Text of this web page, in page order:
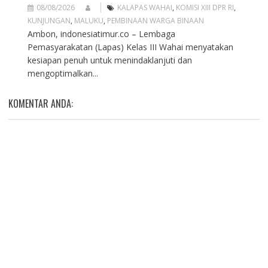
08/08/2026 KALAPAS WAHAI, KOMISI XIII DPR RI,
KUNJUNGAN, MALUKU, PEMBINAAN WARGA BINAAN
Ambon, indonesiatimur.co – Lembaga
Pemasyarakatan (Lapas) Kelas III Wahai menyatakan
kesiapan penuh untuk menindaklanjuti dan
mengoptimalkan...
KOMENTAR ANDA: